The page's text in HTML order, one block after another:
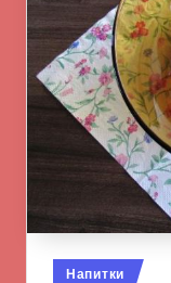
Опубликовано
Напитки